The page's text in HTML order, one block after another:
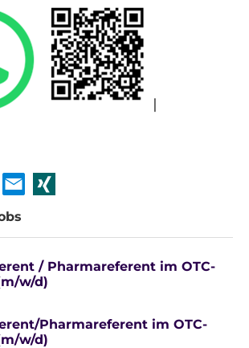
/ Pharmareferent im OTC-
w/d)
Pharmareferent im OTC-
w/d)